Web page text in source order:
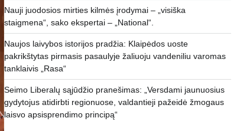
Nauji juodosios mirties kilmės įrodymai – „visiška
staigmena“, sako ekspertai – „National“.
Naujos laivybos istorijos pradžia: Klaipėdos uoste
pakrikštytas pirmasis pasaulyje žaliuoju vandeniliu varomas
tanklaivis „Rasa“
Seimo Liberalų sąjūdžio pranešimas: „Versdami jaunuosius
gydytojus atidirbti regionuose, valdantieji pažeidė žmogaus
laisvo apsisprendimo principą“